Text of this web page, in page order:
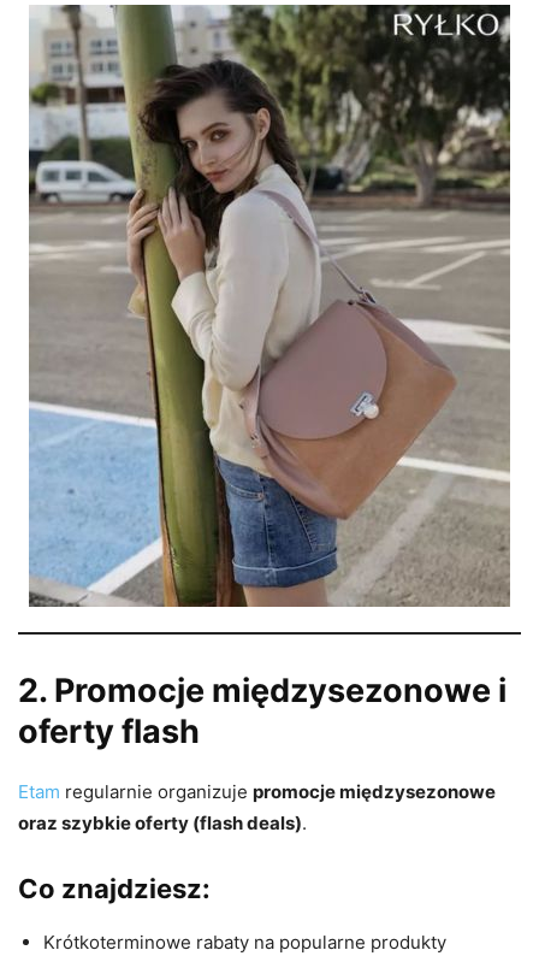
2. Promocje międzysezonowe i
oferty flash
Etam regularnie organizuje promocje międzysezonowe
oraz szybkie oferty (flash deals).
Co znajdziesz:
Krótkoterminowe rabaty na popularne produkty